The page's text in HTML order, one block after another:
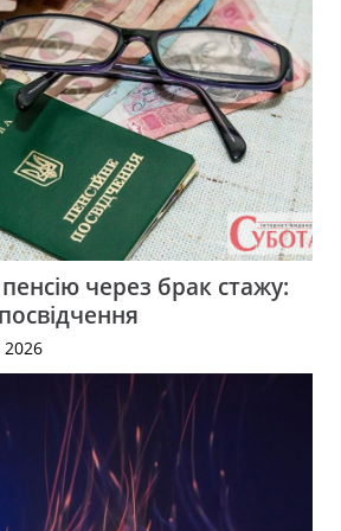
через брак стажу:
2026